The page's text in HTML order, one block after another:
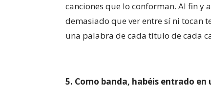
canciones que lo conforman. Al fin y
demasiado que ver entre sí ni tocan
una palabra de cada título de cada
5. Como banda, habéis entrado